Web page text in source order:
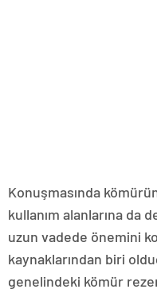
Konuşmasında
kullanım alanlarına da
uzun vadede önemini
kaynaklarından biri
genelindeki kömür